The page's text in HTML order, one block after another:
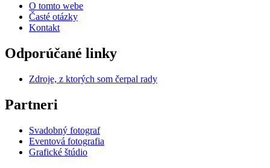
O tomto webe
Časté otázky
Kontakt
Odporúčané linky
Zdroje, z ktorých som čerpal rady
Partneri
Svadobný fotograf
Eventová fotografia
Grafické štúdio